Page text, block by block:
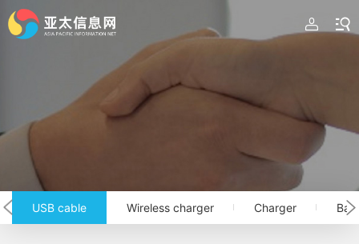
USB cable Wireless charger Charger